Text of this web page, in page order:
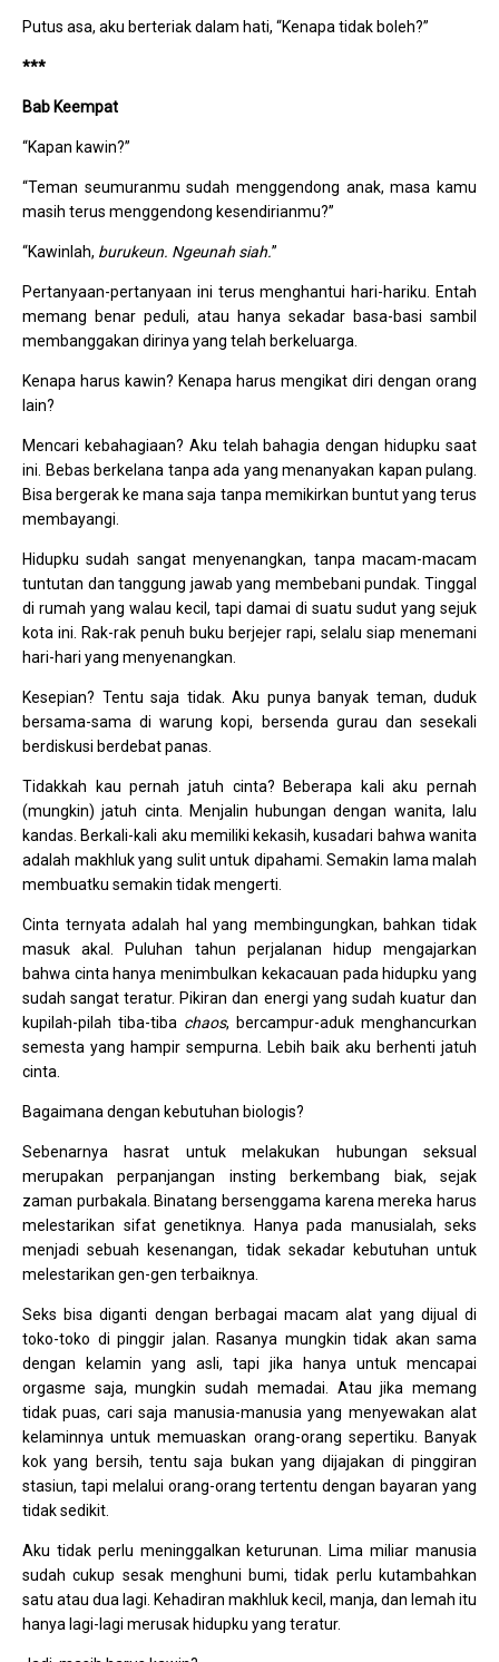
Putus asa, aku berteriak dalam hati, “Kenapa tidak boleh?”
***
Bab Keempat
“Kapan kawin?”
“Teman seumuranmu sudah menggendong anak, masa kamu
masih terus menggendong kesendirianmu?”
“Kawinlah, burukeun. Ngeunah siah.”
Pertanyaan-pertanyaan ini terus menghantui hari-hariku. Entah
memang benar peduli, atau hanya sekadar basa-basi sambil
membanggakan dirinya yang telah berkeluarga.
Kenapa harus kawin? Kenapa harus mengikat diri dengan orang
lain?
Mencari kebahagiaan? Aku telah bahagia dengan hidupku saat
ini. Bebas berkelana tanpa ada yang menanyakan kapan pulang.
Bisa bergerak ke mana saja tanpa memikirkan buntut yang terus
membayangi.
Hidupku sudah sangat menyenangkan, tanpa macam-macam
tuntutan dan tanggung jawab yang membebani pundak. Tinggal
di rumah yang walau kecil, tapi damai di suatu sudut yang sejuk
kota ini. Rak-rak penuh buku berjejer rapi, selalu siap menemani
hari-hari yang menyenangkan.
Kesepian? Tentu saja tidak. Aku punya banyak teman, duduk
bersama-sama di warung kopi, bersenda gurau dan sesekali
berdiskusi berdebat panas.
Tidakkah kau pernah jatuh cinta? Beberapa kali aku pernah
(mungkin) jatuh cinta. Menjalin hubungan dengan wanita, lalu
kandas. Berkali-kali aku memiliki kekasih, kusadari bahwa wanita
adalah makhluk yang sulit untuk dipahami. Semakin lama malah
membuatku semakin tidak mengerti.
Cinta ternyata adalah hal yang membingungkan, bahkan tidak
masuk akal. Puluhan tahun perjalanan hidup mengajarkan
bahwa cinta hanya menimbulkan kekacauan pada hidupku yang
sudah sangat teratur. Pikiran dan energi yang sudah kuatur dan
kupilah-pilah tiba-tiba chaos, bercampur-aduk menghancurkan
semesta yang hampir sempurna. Lebih baik aku berhenti jatuh
cinta.
Bagaimana dengan kebutuhan biologis?
Sebenarnya hasrat untuk melakukan hubungan seksual
merupakan perpanjangan insting berkembang biak, sejak
zaman purbakala. Binatang bersenggama karena mereka harus
melestarikan sifat genetiknya. Hanya pada manusialah, seks
menjadi sebuah kesenangan, tidak sekadar kebutuhan untuk
melestarikan gen-gen terbaiknya.
Seks bisa diganti dengan berbagai macam alat yang dijual di
toko-toko di pinggir jalan. Rasanya mungkin tidak akan sama
dengan kelamin yang asli, tapi jika hanya untuk mencapai
orgasme saja, mungkin sudah memadai. Atau jika memang
tidak puas, cari saja manusia-manusia yang menyewakan alat
kelaminnya untuk memuaskan orang-orang sepertiku. Banyak
kok yang bersih, tentu saja bukan yang dijajakan di pinggiran
stasiun, tapi melalui orang-orang tertentu dengan bayaran yang
tidak sedikit.
Aku tidak perlu meninggalkan keturunan. Lima miliar manusia
sudah cukup sesak menghuni bumi, tidak perlu kutambahkan
satu atau dua lagi. Kehadiran makhluk kecil, manja, dan lemah itu
hanya lagi-lagi merusak hidupku yang teratur.